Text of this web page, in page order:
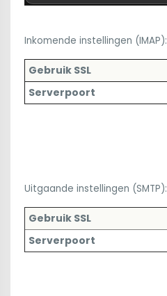
Inkomende instellingen (IMAP):
Gebruik SSL
Serverpoort
Uitgaande instellingen (SMTP):
Gebruik SSL
Serverpoort